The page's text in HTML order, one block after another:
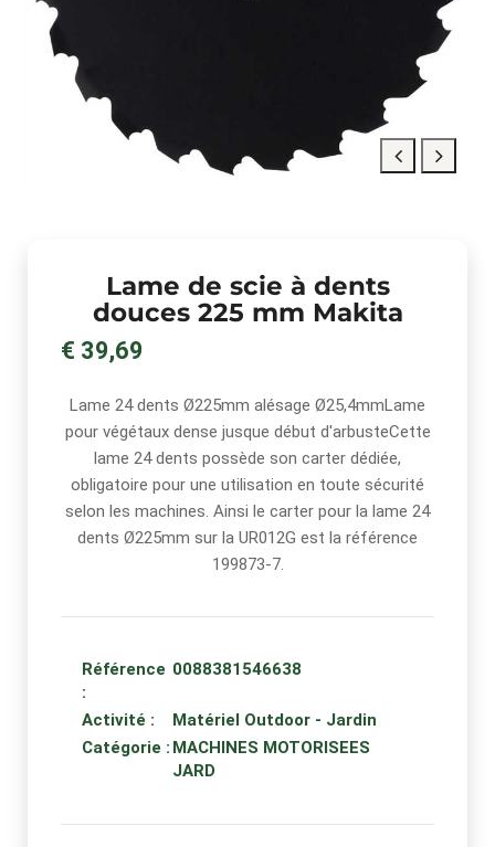
Lame de scie à dents
douces 225 mm Makita
€ 39,69
Lame 24 dents Ø225mm alésage Ø25,4mmLame
pour végétaux dense jusque début d'arbusteCette
lame 24 dents possède son carter dédiée,
obligatoire pour une utilisation en toute sécurité
selon les machines. Ainsi le carter pour la lame 24
dents Ø225mm sur la UR012G est la référence
199873-7.
Référence
:
0088381546638
Activité :
Matériel Outdoor - Jardin
Catégorie : MACHINES MOTORISEES
JARD